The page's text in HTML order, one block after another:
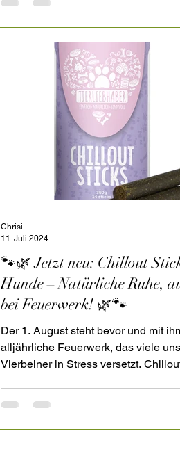
wir, warum wir unser Futterkonzept
angepasst haben und was sich bei
unseren drei hungrigen
🐾🌿 Jetzt neu: Chillout
Hunde – Natürliche Ruhe,
bei Feuerwerk! 🌿🐾
Der 1. August steht bevor und mit
alljährliche Feuerwerk, das viele
Vierbeiner in Stress versetzt.
Chrisi
11. Juli 2024